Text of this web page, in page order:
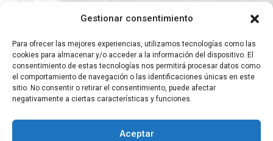
Gestionar consentimiento
Para ofrecer las mejores experiencias, utilizamos tecnologías como las
cookies para almacenar y/o acceder a la información del dispositivo. El
consentimiento de estas tecnologías nos permitirá procesar datos como
el comportamiento de navegación o las identificaciones únicas en este
sitio. No consentir o retirar el consentimiento, puede afectar
negativamente a ciertas características y funciones.
Aceptar
CALENDARIO
ORGANIZA TU VISITA
CULTURA
INFORMACIÓN